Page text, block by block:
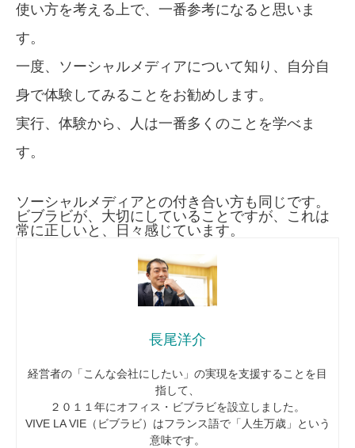
使い方を考える上で、一番参考になると思いま
す。
一度、ソーシャルメディアについて知り、自分自
身で体験してみることをお勧めします。
実行、体験から、人は一番多くのことを学べま
す。
ソーシャルメディアとの付き合い方も同じです。
ビブラビが、大切にしていることですが、これは
常に正しいと、日々感じています。
長尾洋介
経営者の「こんな会社にしたい」の実現を支援することを目
指して、
２０１１年にオフィス・ビブラビを設立しました。
VIVE LA VIE（ビブラビ）はフランス語で「人生万歳」という
意味です。